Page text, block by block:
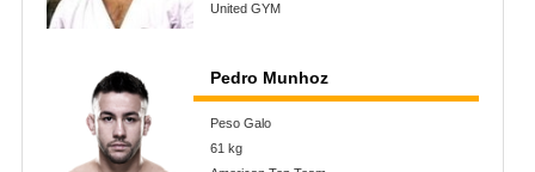
United GYM
Pedro Munhoz
Peso Galo
61 kg